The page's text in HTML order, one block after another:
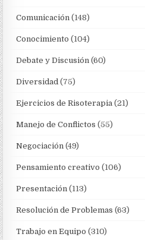
Comunicación (148)
Conocimiento (104)
Debate y Discusión (60)
Diversidad (75)
Ejercicios de Risoterapia (21)
Manejo de Conflictos (55)
Negociación (49)
Pensamiento creativo (106)
Presentación (113)
Resolución de Problemas (63)
Trabajo en Equipo (310)